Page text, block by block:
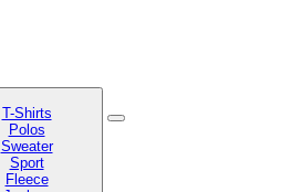
T-Shirts
Polos
Sweater
Sport
Fleece